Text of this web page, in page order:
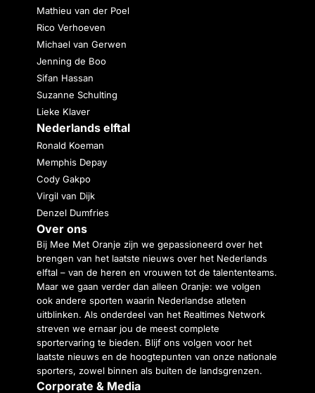
Mathieu van der Poel
Rico Verhoeven
Michael van Gerwen
Jenning de Boo
Sifan Hassan
Suzanne Schulting
Lieke Klaver
Nederlands elftal
Ronald Koeman
Memphis Depay
Cody Gakpo
Virgil van Dijk
Denzel Dumfries
Over ons
Bij Mee Met Oranje zijn we gepassioneerd over het
brengen van het laatste nieuws over het Nederlands
elftal – van de heren en vrouwen tot de talententeams.
Maar we gaan verder dan alleen Oranje: we volgen
ook andere sporten waarin Nederlandse atleten
uitblinken. Als onderdeel van het Realtimes Network
streven we ernaar jou de meest complete
sportervaring te bieden. Blijf ons volgen voor het
laatste nieuws en de hoogtepunten van onze nationale
sporters, zowel binnen als buiten de landsgrenzen.
Corporate & Media